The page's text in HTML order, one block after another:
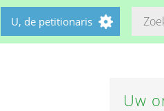
U, de petitionaris
Uw